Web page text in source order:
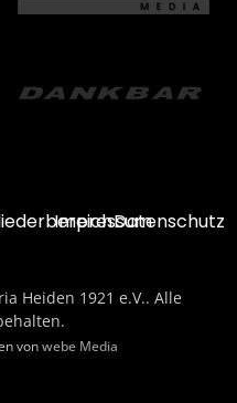
ImpressumDatenschutz
Heiden 1921 e.V.. Alle
vonwebe Media